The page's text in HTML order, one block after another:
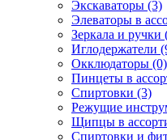
Экскаваторы (3)
Элеваторы в
Зеркала и ручки
Иглодержатели
Окклюдаторы (0)
Пинцеты в
Спиртовки (3)
Режущие
Щипцы в
Спиртовки и